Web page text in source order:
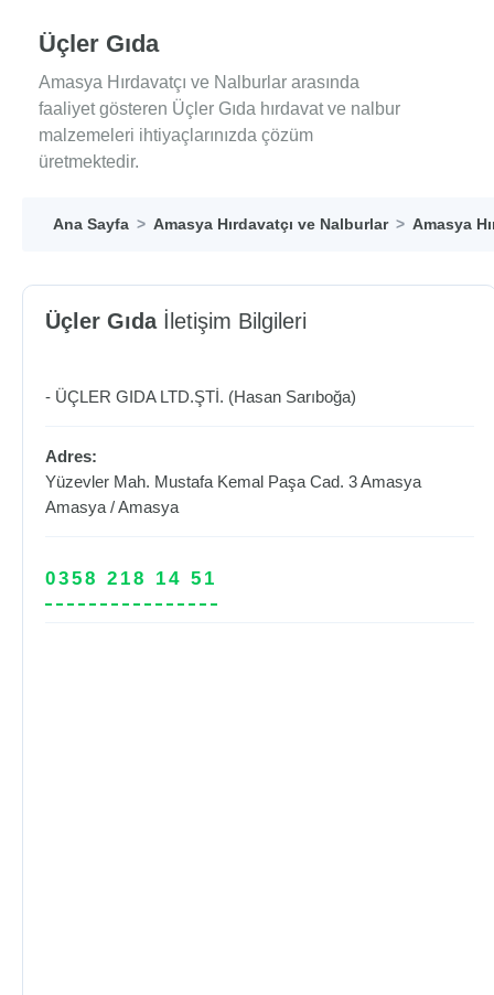
Üçler Gıda
Amasya Hırdavatçı ve Nalburlar arasında
faaliyet gösteren Üçler Gıda hırdavat ve nalbur
malzemeleri ihtiyaçlarınızda çözüm
üretmektedir.
Ana Sayfa Amasya Hırdavatçı ve Nalburlar Amasya
Üçler Gıdaİletişim Bilgileri
- ÜÇLER GIDA LTD.ŞTİ. (Hasan Sarıboğa)
Adres:
Yüzevler Mah. Mustafa Kemal Paşa Cad. 3 Amasya
Amasya /Amasya
0358 218 14 51